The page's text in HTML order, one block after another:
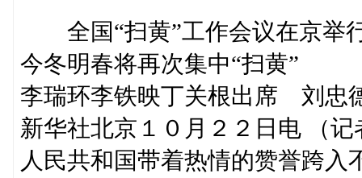
全国“扫黄”工作会议在京举
今冬明春将再次集中“扫黄”
李瑞环李铁映丁关根出席 刘忠
新华社北京１０月２２日电 （
人民共和国带着热情的赞誉跨入